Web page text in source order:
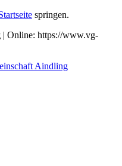
springen.
| Online: https://www.vg-